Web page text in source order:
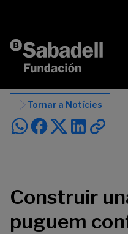
Tornar a Notícies
Construir
puguem